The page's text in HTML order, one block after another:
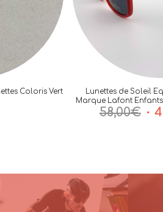
Coloris Vert
Lunettes de Soleil
Marque Lafont
58,00€ Le